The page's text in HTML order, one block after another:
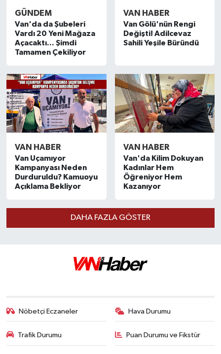
GÜNDEM
Van'da da Şubeleri
Vardı 20 Yeni Mağaza
Açacaktı... Şimdi
Tamamen Çekiliyor
VAN HABER
Van Gölü'nün Rengi
Değişti! Adilcevaz
Sahili Yeşile Büründü
VAN HABER
Van Uçamıyor
Kampanyası Neden
Durduruldu? Kamuoyu
Açıklama Bekliyor
VAN HABER
Van'da Kilim Dokuyan
Kadınlar Hem
Öğreniyor Hem
Kazanıyor
DAHA FAZLA GÖSTER
Nöbetçi Eczaneler Hava Durumu
Trafik Durumu Puan Durumu ve Fikstür